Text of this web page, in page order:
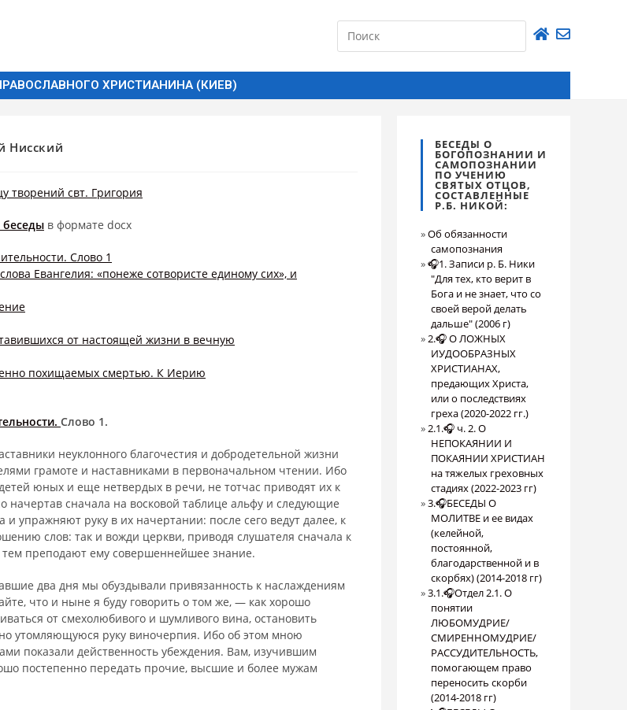
ХРИСТИАНИНА (КИЕВ)
Нисский
творений свт. Григория
беседы в формате docx
Слово 1
Евангелия: «понеже сотвористе единому сих», и
от настоящей жизни в вечную
похищаемых смертью. К Иерию
Слово 1.
неуклонного благочестия и добродетельной жизни
грамоте и наставниками в первоначальном чтении. Ибо
юных и еще нетвердых в речи, не тотчас приводят их к
начертав сначала на восковой таблице альфу и следующие
и упражняют руку в их начертании: после сего ведут далее, к
слов: так и вожди церкви, приводя слушателя сначала к
преподают ему совершеннейшее знание.
два дня мы обуздывали привязанность к наслаждениям
что и ныне я буду говорить о том же, — как хорошо
от смехолюбивого и шумливого вина, остановить
утомляющуюся руку виночерпия. Ибо об этом мною
показали действенность убеждения. Вам, изучившим
постепенно передать прочие, высшие и более мужам
БЕСЕДЫ О
БОГОПОЗНАНИИ И
САМОПОЗНАНИИ
ПО УЧЕНИЮ
СВЯТЫХ ОТЦОВ,
СОСТАВЛЕННЫЕ
Р.Б. НИКОЙ:
Об обязанности
самопознания
🎧1. Записи р. Б. Ники
"Для тех, кто верит в
Бога и не знает, что со
своей верой делать
дальше" (2006 г)
2.🎧 О ЛОЖНЫХ
ИУДООБРАЗНЫХ
ХРИСТИАНАХ,
предающих Христа,
или о последствиях
греха (2020-2022 гг.)
2.1.🎧 ч. 2. О
НЕПОКАЯНИИ И
ПОКАЯНИИ ХРИСТИАН
на тяжелых греховных
стадиях (2022-2023 гг)
3.🎧БЕСЕДЫ О
МОЛИТВЕ и ее видах
(келейной,
постоянной,
благодарственной и в
скорбях) (2014-2018 гг)
3.1.🎧Отдел 2.1. О
понятии
ЛЮБОМУДРИЕ/
СМИРЕННОМУДРИЕ/
РАССУДИТЕЛЬНОСТЬ,
помогающем право
переносить скорби
(2014-2018 гг)